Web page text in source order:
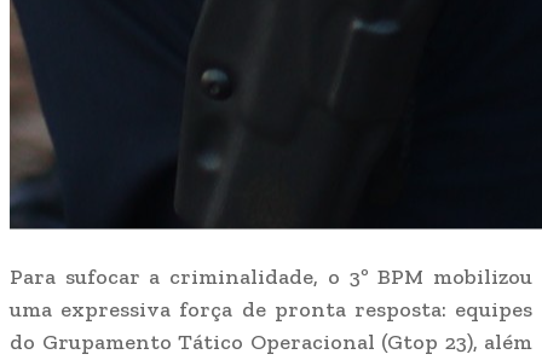
Para sufocar a criminalidade, o 3º BPM mobilizou
uma expressiva força de pronta resposta: equipes
do Grupamento Tático Operacional (Gtop 23), além